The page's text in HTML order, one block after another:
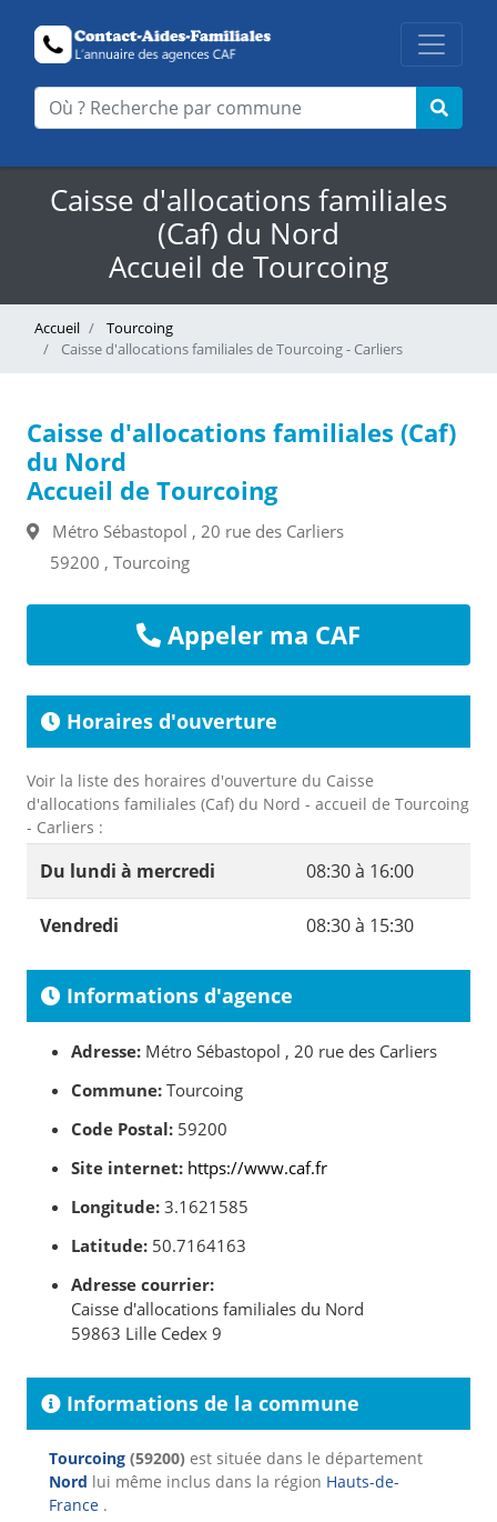
Caisse d'allocations familiales
(Caf) du Nord
Accueil de Tourcoing
Accueil
Tourcoing
Caisse d'allocations familiales de Tourcoing - Carliers
Caisse d'allocations familiales (Caf)
du Nord
Accueil de Tourcoing
Métro Sébastopol , 20 rue des Carliers
59200 , Tourcoing
Appeler ma CAF
Horaires d'ouverture
Voir la liste des horaires d'ouverture du Caisse
d'allocations familiales (Caf) du Nord - accueil de Tourcoing
- Carliers :
Du lundi à mercredi 08:30 à 16:00
Vendredi 08:30 à 15:30
Informations d'agence
Adresse: Métro Sébastopol , 20 rue des Carliers
Commune: Tourcoing
Code Postal: 59200
Site internet: https://www.caf.fr
Longitude: 3.1621585
Latitude: 50.7164163
Adresse courrier:
Caisse d'allocations familiales du Nord
59863 Lille Cedex 9
Informations de la commune
Tourcoing (59200) est située dans le département
Nord lui même inclus dans la région Hauts-de-
France .